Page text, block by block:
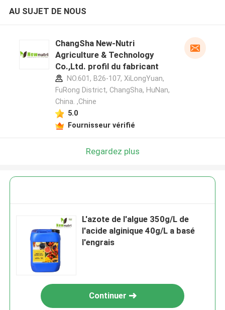
AU SUJET DE NOUS
ChangSha New-Nutri
Agriculture & Technology
Co.,Ltd. profil du fabricant
NO.601, B26-107, XiLongYuan,
FuRong District, ChangSha, HuNan,
China. ,Chine
5.0
Fournisseur vérifié
Regardez plus
L'azote de l'algue 350g/L de
l'acide alginique 40g/L a basé
l'engrais
Continuer